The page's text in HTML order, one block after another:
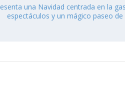
una Navidad centrada en la
espectáculos y un mágico paseo